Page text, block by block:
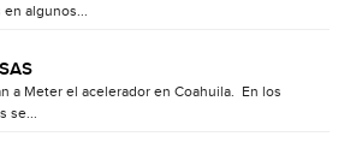
en algunos...
a Meter el acelerador en Coahuila. En los
se...